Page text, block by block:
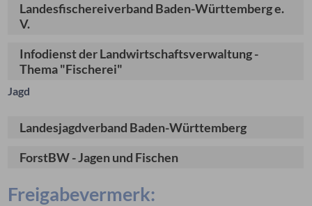
Landesfischereiverband Baden-Württemberg e.
V.
Infodienst der Landwirtschaftsverwaltung -
Thema "Fischerei"
Jagd
Landesjagdverband Baden-Württemberg
ForstBW - Jagen und Fischen
Freigabevermerk: